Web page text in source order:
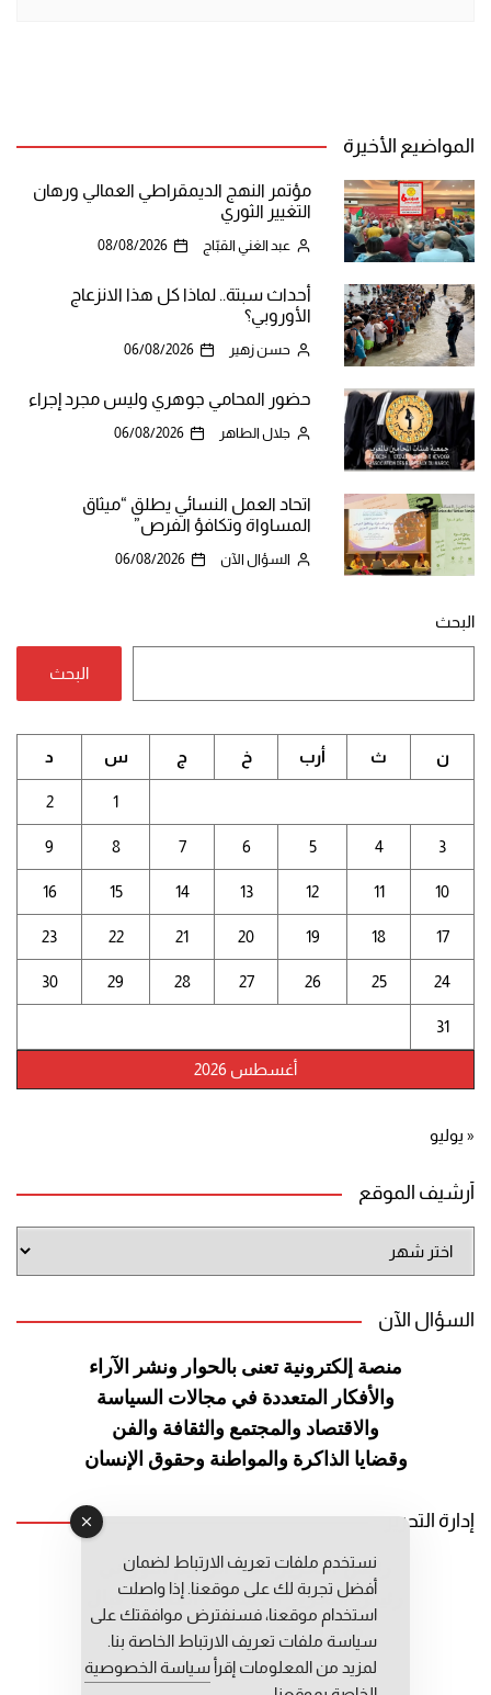
المواضيع الأخيرة
مؤتمر النهج الديمقراطي العمالي ورهان
التغيير الثوري
عبد الغني القبّاج 08/08/2026
أحداث سبتة.. لماذا كل هذا الانزعاج
الأوروبي؟
حسن زهير 06/08/2026
حضور المحامي جوهري وليس مجرد إجراء
جلال الطاهر 06/08/2026
اتحاد العمل النسائي يطلق “ميثاق
المساواة وتكافؤ الفرص”
السؤال الآن 06/08/2026
البحث
البحث
أغسطس 2026
ن ث أرب خ ج س د
1
2
3
4
5
6
7
8
9
10
11
12
13
14
15
16
17
18
19
20
21
22
23
24
25
26
27
28
29
30
31
« يوليو
أرشيف الموقع
الموقع
السؤال الآن
منصة إلكترونية تعنى بالحوار ونشر الآراء
والأفكار المتعددة في مجالات السياسة
والاقتصاد والمجتمع والثقافة والفن
وقضايا الذاكرة والمواطنة وحقوق الإنسان
إدارة التحرير
رئيس التحرير: عبد الرحيم التوراني
رئيس التحرير المساعد: المعطي قبال
مديرة التحرير: فاطمة حوحو
نستخدم ملفات تعريف الارتباط لضمان
أفضل تجربة لك على موقعنا. إذا واصلت
استخدام موقعنا، فسنفترض موافقتك على
سياسة ملفات تعريف الارتباط الخاصة بنا.
لمزيد من المعلومات إقرأ سياسة الخصوصية